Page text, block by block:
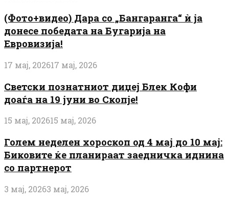
(Фото+видео) Дара со „Бангаранга“ ѝ ја
донесе победата на Бугарија на
Евровизија!
17 мај, 202617 мај, 2026
Светски познатниот диџеј Блек Кофи
доаѓа на 19 јуни во Скопје!
15 мај, 202615 мај, 2026
Голем неделен хороскоп од 4 мај до 10 мај:
Биковите ќе планираат заедничка иднина
со партнерот
3 мај, 20263 мај, 2026